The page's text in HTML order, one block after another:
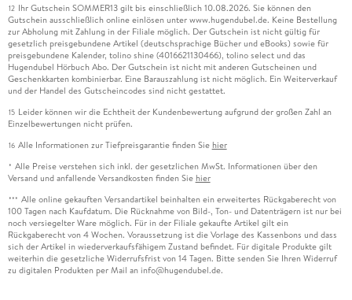
12 Ihr Gutschein SOMMER13 gilt bis einschließlich 10.08.2026. Sie können den
Gutschein ausschließlich online einlösen unter www.hugendubel.de. Keine Bestellung
zur Abholung mit Zahlung in der Filiale möglich. Der Gutschein ist nicht gültig für
gesetzlich preisgebundene Artikel (deutschsprachige Bücher und eBooks) sowie für
preisgebundene Kalender, tolino shine (4016621130466), tolino select und das
Hugendubel Hörbuch Abo. Der Gutschein ist nicht mit anderen Gutscheinen und
Geschenkkarten kombinierbar. Eine Barauszahlung ist nicht möglich. Ein Weiterverkauf
und der Handel des Gutscheincodes sind nicht gestattet.
15 Leider können wir die Echtheit der Kundenbewertung aufgrund der großen Zahl an
Einzelbewertungen nicht prüfen.
16 Alle Informationen zur Tiefpreisgarantie finden Sie hier
* Alle Preise verstehen sich inkl. der gesetzlichen MwSt. Informationen über den
Versand und anfallende Versandkosten finden Sie hier
*** Alle online gekauften Versandartikel beinhalten ein erweitertes Rückgaberecht von
100 Tagen nach Kaufdatum. Die Rücknahme von Bild-, Ton- und Datenträgern ist nur bei
noch versiegelter Ware möglich. Für in der Filiale gekaufte Artikel gilt ein
Rückgaberecht von 4 Wochen. Voraussetzung ist die Vorlage des Kassenbons und dass
sich der Artikel in wiederverkaufsfähigem Zustand befindet. Für digitale Produkte gilt
weiterhin die gesetzliche Widerrufsfrist von 14 Tagen. Bitte senden Sie Ihren Widerruf
zu digitalen Produkten per Mail an info@hugendubel.de.